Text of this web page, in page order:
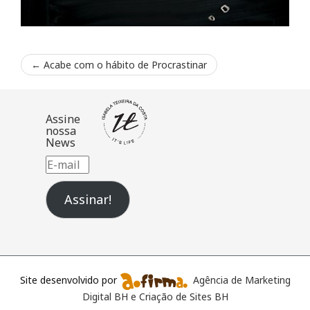
← Acabe com o hábito de Procrastinar
Assine
nossa
News
E-
mail
Assinar!
Site desenvolvido por
Agência de Marketing
Digital BH e Criação de Sites BH